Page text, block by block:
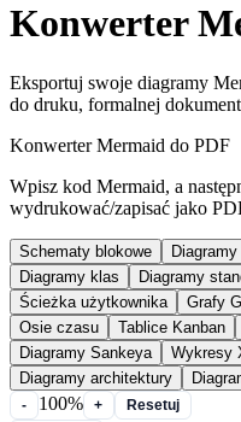
Konwerter
Eksportuj swoje diagramy
do druku, formalnej
Konwerter Mermaid do PDF
Wpisz kod Mermaid, a
wydrukować/zapisać jako
Schematy blokowe
Diagramy klas
Diagramy
Ścieżka użytkownika
Grafy
Osie czasu
Tablice Kanban
Diagramy Sankeya
Wykresy
Diagramy architektury
- 100% +
Resetuj